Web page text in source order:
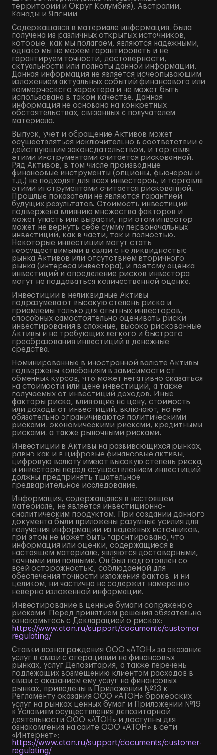
территории и Округ Колумбия), Австралии,
Канады и Японии.
Содержащаяся в материале информация, была
получена из различных открытых источников,
которые, как мы полагаем, являются надежными,
однако мы не можем гарантировать и не
гарантируем точности, достоверности,
актуальности или полноты данной информации.
Данная информация не является исчерпывающим
изложением актуальных событий финансового или
коммерческого характера и не может быть
использована в таком качестве. Данная
информация не основана на конкретных
обстоятельствах, связанных с получателем
материала.
Выпуск, учет и обращение Активов может
осуществляться исключительно в соответствии с
действующим законодательством, и торговля
этими инструментами считается рискованной.
Ряд Активов, в том числе производные
финансовые инструменты (опционы, фьючерсы и
т.д.) не подходят для всех инвесторов, и торговля
этими инструментами считается рискованной.
Прошлые показатели не являются гарантией
будущих результатов. Стоимость инвестиций
подвержена влиянию множества факторов и
может упасть или вырасти, при этом инвестор
может не вернуть себе сумму первоначальных
инвестиций, как в части, так и полностью.
Некоторые инвестиции могут стать
неосуществимыми в связи с не ликвидностью
рынка Активов или отсутствием вторичного
рынка (интереса инвестора), и поэтому оценка
инвестиций и определение рисков инвестора
могут не поддаваться количественной оценке.
Инвестиции в неликвидные Активы
подразумевают высокую степень риска и
приемлемы только для опытных инвесторов,
способных самостоятельно оценивать риски
инвестирования в сложные, высоко рискованные
Активы и не требующих легкого и быстрого
преобразования инвестиций в денежные
средства.
Номинированные в иностранной валюте Активы
подвержены колебаниям в зависимости от
обменных курсов, что может негативно сказаться
на стоимости или цене инвестиций, а также
получаемых от инвестиций доходов. Иные
факторы риска, влияющие на цену, стоимость
или доходы от инвестиций, включают, но не
обязательно ограничиваются политическими
рисками, экономическими рисками, кредитными
рисками, а также рыночными рисками.
Инвестиции в Активы на развивающихся рынках,
равно как и в цифровые финансовые активы,
цифровую валюту имеют высокую степень риска,
и инвесторы перед осуществлением инвестиций
должны предпринять тщательное
предварительное исследование.
Информация, содержащаяся в настоящем
материале, не является инвестиционно-
аналитическим продуктом. При создании данного
документа были приложены разумные усилия для
получения информации из надежных источников,
при этом не может быть гарантировано, что
информация или оценки, содержащиеся в
настоящем материале, являются достоверными,
точными или полными. Он был подготовлен со
всей осторожностью, соблюдаемой для
обеспечения точности изложения фактов, и ни
целиком, ни частично не содержит намеренно
неверно изложенной информации.
Инвестирование в ценные бумаги сопряжено с
рисками. Перед принятием решения обязательно
ознакомьтесь с Декларацией о рисках:
https://www.aton.ru/support/documents/customer-
regulating/
Ставки вознаграждения ООО «АТОН» за оказание
услуг в связи с операциями на финансовых
рынках, услуг Депозитария, а также перечень
подлежащих возмещению клиентом расходов в
связи с оказанием ему услуг на финансовых
рынках, приведены в Приложении №23 к
Регламенту оказания ООО «АТОН» брокерских
услуг на рынках ценных бумаг и Приложении №19
к Условиям осуществления депозитарной
деятельности ООО «АТОН» и доступны для
ознакомления на сайте ООО «АТОН» в сети
«Интернет»:
https://www.aton.ru/support/documents/customer-
regulating/